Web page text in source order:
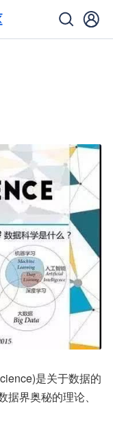
是关于数据的
界奥秘的理论、